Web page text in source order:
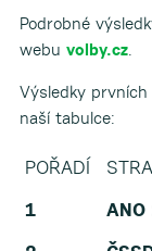
Podrobné
webu volby.cz.
Výsledky
naší tabulce:
POŘADÍ
1